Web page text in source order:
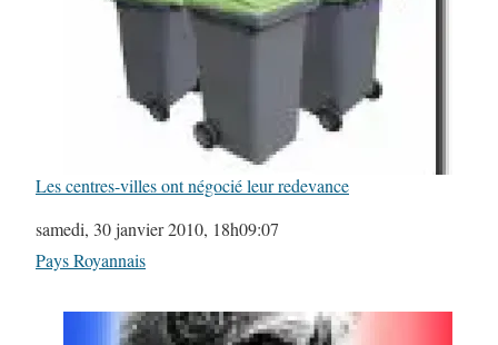
Les centres-villes ont négocié leur redevance
Date
samedi, 30 janvier 2010, 18h09:07
Par rapport à
Pays Royannais